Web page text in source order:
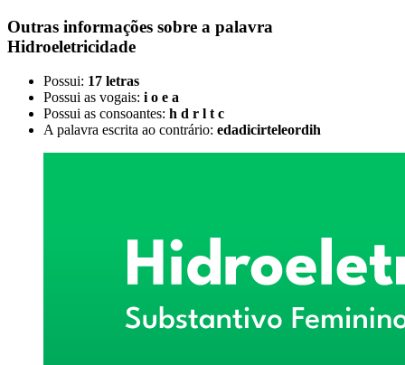
Outras informações sobre a palavra
Hidroeletricidade
Possui: 17 letras
Possui as vogais: i o e a
Possui as consoantes: h d r l t c
A palavra escrita ao contrário: edadicirteleordih